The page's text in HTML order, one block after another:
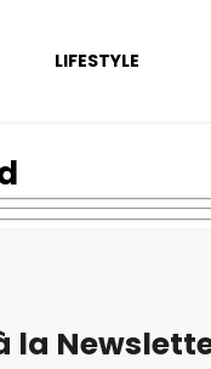
LIFESTYLE
la